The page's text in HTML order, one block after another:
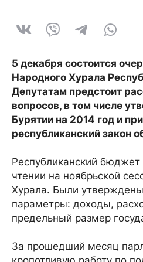
5 декабря состоится
Народного Хурала
Депутатам предстоит
вопросов, в том числе
Бурятии на 2014 год и
республиканский закон
Республиканский
чтении на ноябрьской
Хурала. Были
параметры: доходы,
предельный размер
За прошедший месяц